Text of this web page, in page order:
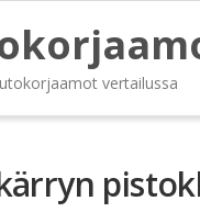
vertailussa